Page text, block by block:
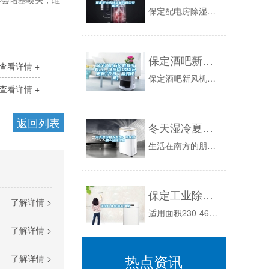
看详情 +
看详情 +
返回列表
了解详情 >
了解详情 >
了解详情 >
保定配电房除湿机各种型号销售厂家新闻报道：在初夏的梅雨季节，三天两头的下雨，潮湿空气无处不在，就会使很多配电房内的空气湿度超标，导致配电柜，...
保定酒吧新风机有没有用，推荐(2022已更新)(今日／服务详解)
保定酒吧新风机有没有用，推荐(2022已更新)(今日/服务详解)，开到2档出风，开到3档不出风。修理工初步判断是鼓风机电阻有问题，于是拆掉杂...
冬天湿冷夏天湿热？你家就缺一台除湿机
生活在南方的朋友们感受最为深刻，每当到了回南天和梅雨天，那简直就是让人浑身难受。这两个季节都有一个共同的特征点，那就是湿。连绵的阴雨天气，室...
保定工业除湿机厂家
适用面积230-460㎡工业除湿机领域的情况则大为不同。是以内销市场为主，其销售量占内销总数的60%，销售额比例则超过90%。目前商用机的市...
热点资讯